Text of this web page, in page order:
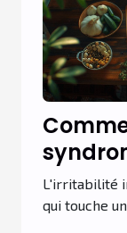
L'irritabilité
qui touche